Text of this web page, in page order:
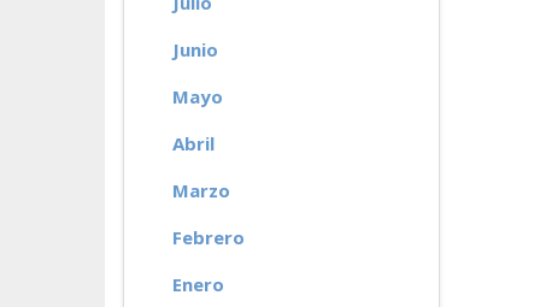
Junio
Mayo
Abril
Marzo
Febrero
Enero